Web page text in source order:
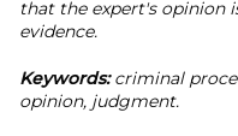
that the expert's opinion
evidence.
Keywords:criminal
opinion, judgment.